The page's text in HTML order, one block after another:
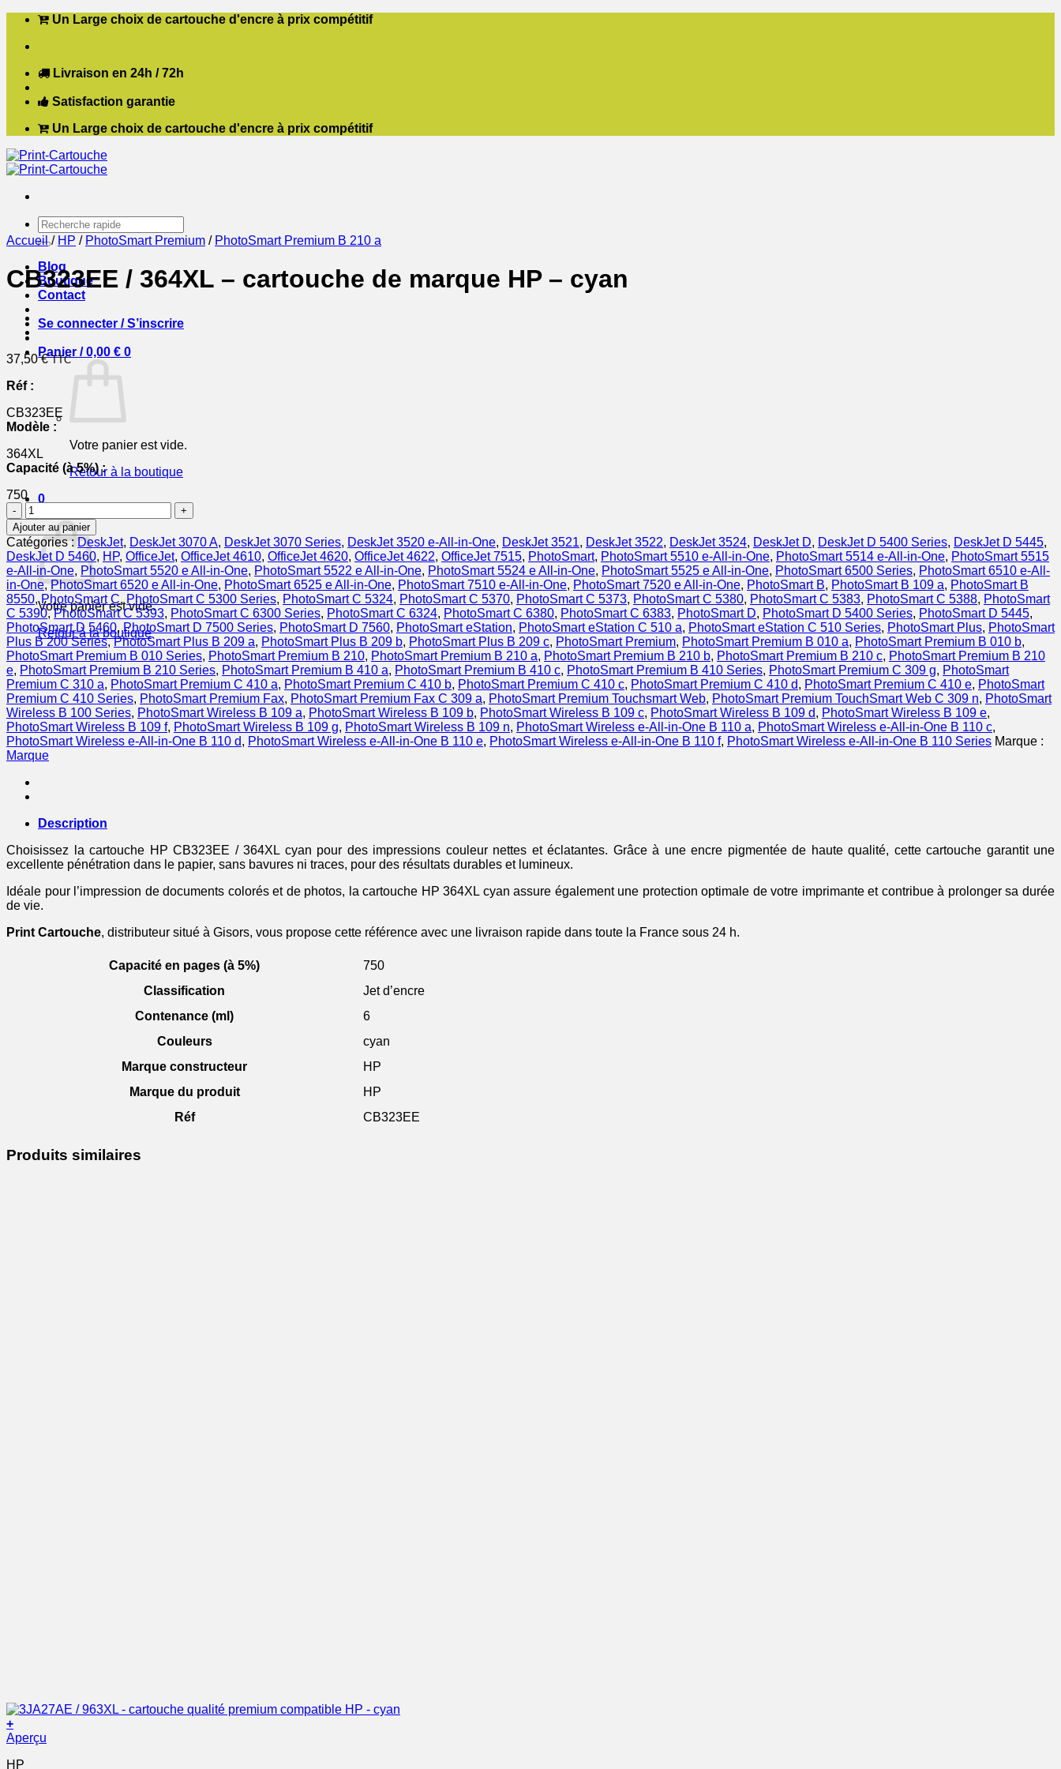
Passer
contenu
Un Large choix de cartouche d'encre à prix compétitif
Livraison en 24h / 72h
Satisfaction garantie
Un Large choix de cartouche d'encre à prix compétitif
Recherche
pour :
Blog
Boutique
Contact
Se connecter / S’inscrire
Panier /0,00 € 0
Votre panier est vide.
Retour à la boutique
0
Votre panier est vide.
Retour à la boutique
Accueil / HP / PhotoSmart Premium / PhotoSmart Premium B 210 a
CB323EE / 364XL – cartouche de marque HP – cyan
37,50€ TTC
Réf :
CB323EE
Modèle :
364XL
Capacité (à 5%) :
750
quantité
de
CB323EE
/
364XL
-
cartouche
de
marque
HP
-
cyan
Ajouter au panier
Catégories : DeskJet, DeskJet 3070 A, DeskJet 3070 Series, DeskJet 3520 e-All-in-One, DeskJet 3521, DeskJet 3522, DeskJet 3524, DeskJet D, DeskJet D 5400 Series, DeskJet D 5445,
DeskJet D 5460, HP, OfficeJet, OfficeJet 4610, OfficeJet 4620, OfficeJet 4622, OfficeJet 7515, PhotoSmart, PhotoSmart 5510 e-All-in-One, PhotoSmart 5514 e-All-in-One, PhotoSmart 5515
e-All-in-One, PhotoSmart 5520 e All-in-One, PhotoSmart 5522 e All-in-One, PhotoSmart 5524 e All-in-One, PhotoSmart 5525 e All-in-One, PhotoSmart 6500 Series, PhotoSmart 6510 e-All-
in-One,PhotoSmart 6520 e All-in-One, PhotoSmart 6525 e All-in-One, PhotoSmart 7510 e-All-in-One, PhotoSmart 7520 e All-in-One, PhotoSmart B, PhotoSmart B 109 a, PhotoSmart B
8550,PhotoSmart C, PhotoSmart C 5300 Series, PhotoSmart C 5324, PhotoSmart C 5370, PhotoSmart C 5373, PhotoSmart C 5380, PhotoSmart C 5383, PhotoSmart C 5388, PhotoSmart
C 5390,PhotoSmart C 5393, PhotoSmart C 6300 Series, PhotoSmart C 6324, PhotoSmart C 6380, PhotoSmart C 6383, PhotoSmart D, PhotoSmart D 5400 Series, PhotoSmart D 5445,
PhotoSmart D 5460,PhotoSmart D 7500 Series, PhotoSmart D 7560, PhotoSmart eStation, PhotoSmart eStation C 510 a, PhotoSmart eStation C 510 Series, PhotoSmart Plus, PhotoSmart
Plus B 200 Series,PhotoSmart Plus B 209 a, PhotoSmart Plus B 209 b, PhotoSmart Plus B 209 c, PhotoSmart Premium, PhotoSmart Premium B 010 a, PhotoSmart Premium B 010 b,
PhotoSmart Premium B 010 Series, PhotoSmart Premium B 210, PhotoSmart Premium B 210 a, PhotoSmart Premium B 210 b, PhotoSmart Premium B 210 c, PhotoSmart Premium B 210
e, PhotoSmart Premium B 210 Series, PhotoSmart Premium B 410 a, PhotoSmart Premium B 410 c, PhotoSmart Premium B 410 Series, PhotoSmart Premium C 309 g, PhotoSmart
Premium C 310 a, PhotoSmart Premium C 410 a, PhotoSmart Premium C 410 b, PhotoSmart Premium C 410 c, PhotoSmart Premium C 410 d, PhotoSmart Premium C 410 e, PhotoSmart
Premium C 410 Series, PhotoSmart Premium Fax, PhotoSmart Premium Fax C 309 a, PhotoSmart Premium Touchsmart Web, PhotoSmart Premium TouchSmart Web C 309 n, PhotoSmart
Wireless B 100 Series, PhotoSmart Wireless B 109 a, PhotoSmart Wireless B 109 b, PhotoSmart Wireless B 109 c, PhotoSmart Wireless B 109 d, PhotoSmart Wireless B 109 e,
PhotoSmart Wireless B 109 f, PhotoSmart Wireless B 109 g, PhotoSmart Wireless B 109 n, PhotoSmart Wireless e-All-in-One B 110 a, PhotoSmart Wireless e-All-in-One B 110 c,
PhotoSmart Wireless e-All-in-One B 110 d, PhotoSmart Wireless e-All-in-One B 110 e, PhotoSmart Wireless e-All-in-One B 110 f, PhotoSmart Wireless e-All-in-One B 110 Series Marque :
Marque
Description
Choisissez la cartouche HP CB323EE / 364XL cyan pour des impressions couleur nettes et éclatantes. Grâce à une encre pigmentée de haute qualité, cette cartouche garantit une
excellente pénétration dans le papier, sans bavures ni traces, pour des résultats durables et lumineux.
Idéale pour l’impression de documents colorés et de photos, la cartouche HP 364XL cyan assure également une protection optimale de votre imprimante et contribue à prolonger sa durée
de vie.
Print Cartouche, distributeur situé à Gisors, vous propose cette référence avec une livraison rapide dans toute la France sous 24 h.
Capacité en pages (à 5%)
750
Classification
Jet d’encre
Contenance (ml)
6
Couleurs
cyan
Marque constructeur
HP
Marque du produit
HP
Réf
CB323EE
Produits similaires
+
Aperçu
HP